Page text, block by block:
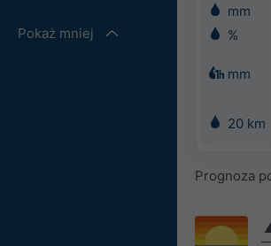
Pokaż mniej
mm
%
mm
20 km
Prognoza